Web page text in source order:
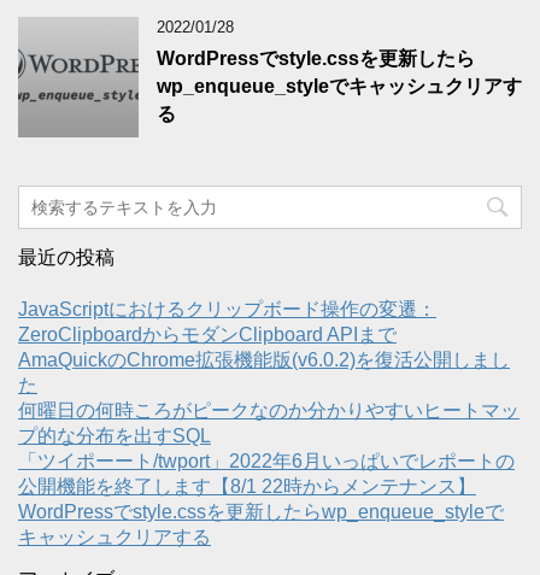
2022/01/28
WordPressでstyle.cssを更新したら
wp_enqueue_styleでキャッシュクリアす
る
最近の投稿
JavaScriptにおけるクリップボード操作の変遷：
ZeroClipboardからモダンClipboard APIまで
AmaQuickのChrome拡張機能版(v6.0.2)を復活公開しまし
た
何曜日の何時ころがピークなのか分かりやすいヒートマッ
プ的な分布を出すSQL
「ツイポーート/twport」2022年6月いっぱいでレポートの
公開機能を終了します【8/1 22時からメンテナンス】
WordPressでstyle.cssを更新したらwp_enqueue_styleで
キャッシュクリアする